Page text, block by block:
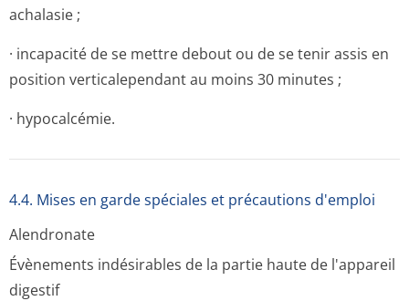
achalasie ;
· incapacité de se mettre debout ou de se tenir assis en
position verticalependant au moins 30 minutes ;
· hypocalcémie.
4.4. Mises en garde spéciales et précautions d'emploi
Alendronate
Évènements indésirables de la partie haute de l'appareil
digestif